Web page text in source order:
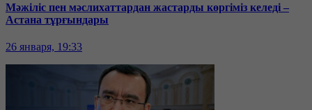
Мәжіліс пен мәслихаттардан жастарды көргіміз келеді –
Астана тұрғындары
26 января, 19:33